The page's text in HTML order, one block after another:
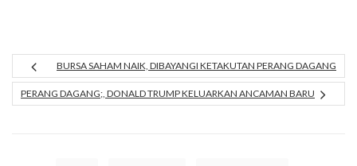
BURSA SAHAM NAIK, DIBAYANGI KETAKUTAN PERANG DAGANG
PERANG DAGANG;, DONALD TRUMP KELUARKAN ANCAMAN BARU